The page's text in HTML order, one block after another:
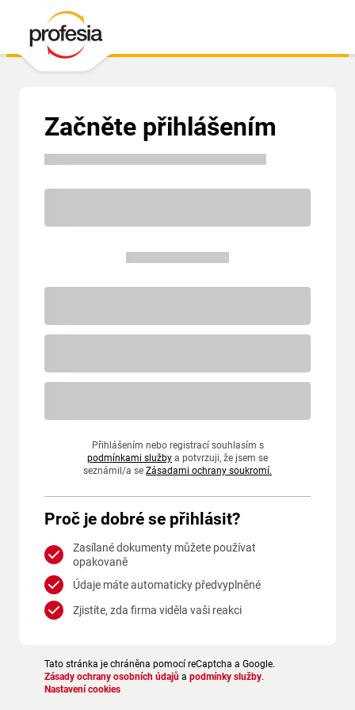
Začněte přihlášením
Přihlášením nebo registrací souhlasím s
podmínkami služby a potvrzuji, že jsem se
seznámil/a se Zásadami ochrany soukromí.
Proč je dobré se přihlásit?
Zasílané dokumenty můžete používat
opakovaně
Údaje máte automaticky předvyplněné
Zjistíte, zda firma viděla vaši reakci
Tato stránka je chráněna pomocí reCaptcha a Google.
Zásady ochrany osobních údajů a podmínky služby.
Nastavení cookies